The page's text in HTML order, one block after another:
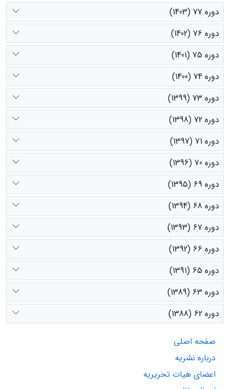
دوره 77 (1403)
دوره 76 (1402)
دوره 75 (1401)
دوره 74 (1400)
دوره 73 (1399)
دوره 72 (1398)
دوره 71 (1397)
دوره 70 (1396)
دوره 69 (1395)
دوره 68 (1394)
دوره 67 (1393)
دوره 66 (1392)
دوره 65 (1391)
دوره 63 (1389)
دوره 62 (1388)
صفحه اصلی
درباره نشریه
اعضای هیات تحریریه